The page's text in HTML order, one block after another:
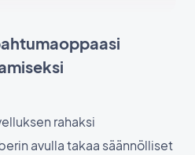
rahaksi
avulla takaa säännölliset